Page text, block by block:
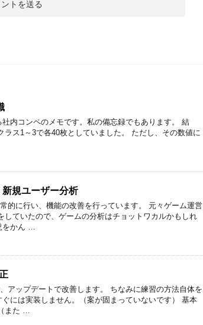
内コンペのメモです。私の備忘録でもあります。 結
ラス1～3で各40枚としていました。 ただし、その数値に
規ユーザー分析
的に行い、機能の改善を行っています。 元々ゲーム運営
していたので、ゲームの分析はチョットワカルかもしれ
をかん …
アップデートで改善します。 ちなみに練習の方法自体を
には実装しません。（案が固まっていないです） 基本
また …